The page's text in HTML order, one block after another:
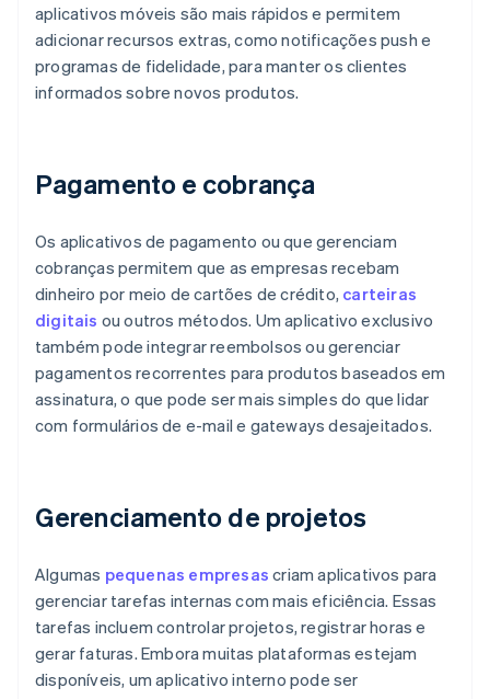
aplicativos móveis são mais rápidos e permitem
adicionar recursos extras, como notificações push e
programas de fidelidade, para manter os clientes
informados sobre novos produtos.
Pagamento e cobrança
Os aplicativos de pagamento ou que gerenciam
cobranças permitem que as empresas recebam
dinheiro por meio de cartões de crédito, carteiras
digitais ou outros métodos. Um aplicativo exclusivo
também pode integrar reembolsos ou gerenciar
pagamentos recorrentes para produtos baseados em
assinatura, o que pode ser mais simples do que lidar
com formulários de e-mail e gateways desajeitados.
Gerenciamento de projetos
Algumas pequenas empresas criam aplicativos para
gerenciar tarefas internas com mais eficiência. Essas
tarefas incluem controlar projetos, registrar horas e
gerar faturas. Embora muitas plataformas estejam
disponíveis, um aplicativo interno pode ser